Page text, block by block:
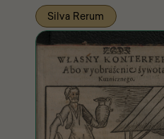
Lista
znalezionych
artykułów
Pasażu
Wiedzy
Silva Rerum